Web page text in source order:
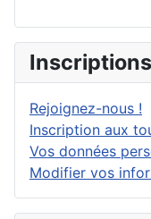
Inscriptions
Rejoignez-nous !
Inscription aux
Vos données
Modifier vos